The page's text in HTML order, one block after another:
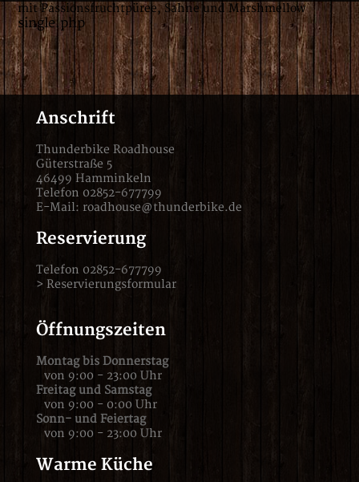
mit Passionsfruchtpüree, Sahne und Marshmellow
single.php
Anschrift
Thunderbike Roadhouse
Güterstraße 5
46499 Hamminkeln
Telefon 02852-677799
E-Mail: roadhouse@thunderbike.de
Reservierung
Telefon 02852-677799
> Reservierungsformular
Öffnungszeiten
Montag bis Donnerstag
von 9:00 - 23:00 Uhr
Freitag und Samstag
von 9:00 - 0:00 Uhr
Sonn- und Feiertag
von 9:00 - 23:00 Uhr
Warme Küche